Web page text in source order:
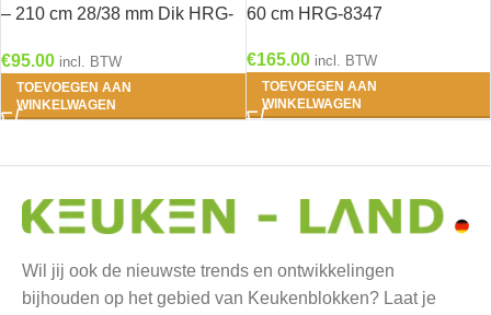
– 210 cm 28/38 mm Dik HRG-
€95.00 incl. BTW
TOEVOEGEN AAN
WINKELWAGEN
60 cm HRG-8347
€165.00 incl. BTW
TOEVOEGEN AAN
WINKELWAGEN
Wil jij ook de nieuwste trends en ontwikkelingen
bijhouden op het gebied van Keukenblokken? Laat je